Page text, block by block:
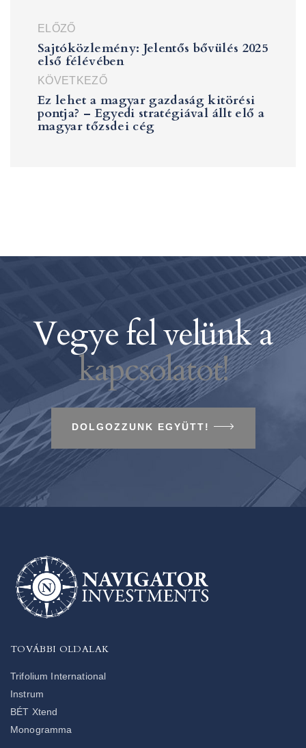
ELŐZŐ
Sajtóközlemény: Jelentős bővülés 2025
első félévében
KÖVETKEZŐ
Ez lehet a magyar gazdaság kitörési
pontja? – Egyedi stratégiával állt elő a
magyar tőzsdei cég
Vegye fel velünk a
kapcsolatot!
DOLGOZZUNK EGYÜTT!
TOVÁBBI OLDALAK
Trifolium International
Instrum
BÉT Xtend
Monogramma